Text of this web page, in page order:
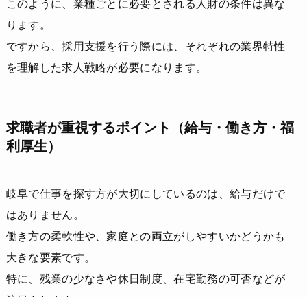
このように、業種ごとに必要とされる人財の条件は異な
ります。
ですから、採用支援を行う際には、それぞれの業界特性
を理解した求人戦略が必要になります。
求職者が重視するポイント（給与・働き方・福
利厚生）
岐阜で仕事を探す方が大切にしているのは、給与だけで
はありません。
働き方の柔軟性や、家庭との両立がしやすいかどうかも
大きな要素です。
特に、残業の少なさや休日制度、在宅勤務の可否などが